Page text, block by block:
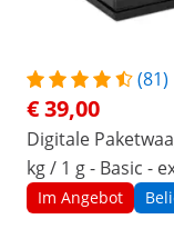
(81)
€ 39,00
Digitale
kg / 1 g - Basic -
LCD
Im Angebot